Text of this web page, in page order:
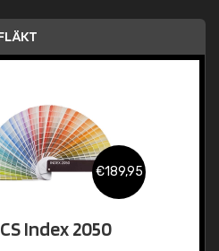
€189,95
Index 2050